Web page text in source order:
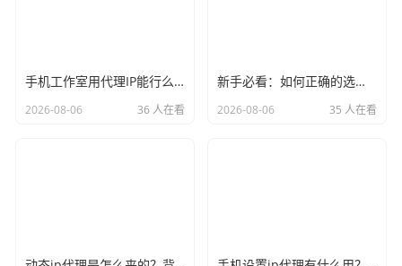
手机工作室用代理IP能行么？过来人的经验告诉你答案
2026-08-06 36 人在看
新手必看：如何正确的选择代理ip软件，别再交智商税了
2026-08-06 35 人在看